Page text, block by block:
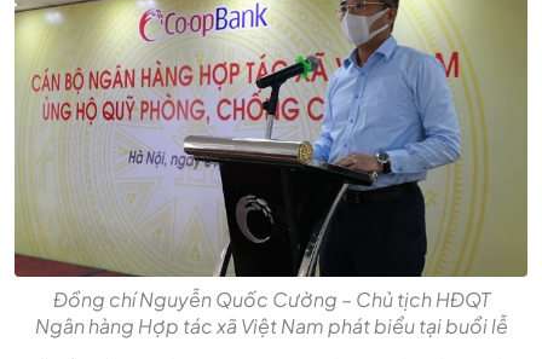
Đồng chí Nguyễn Quốc Cường – Chủ tịch HĐQT
Ngân hàng Hợp tác xã Việt Nam phát biểu tại buổi lễ